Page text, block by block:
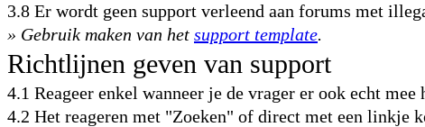
3.8 Er wordt geen support verleend aan forums met
» Gebruik maken van het support template.
Richtlijnen geven van support
4.1 Reageer enkel wanneer je de vrager er ook echt mee
4.2 Het reageren met "Zoeken" of direct met een linkje